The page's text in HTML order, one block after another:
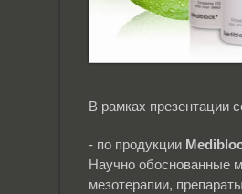
В рамках презентации
- по продукции
Научно обоснованные
мезотерапии,